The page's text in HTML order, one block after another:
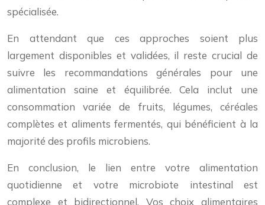
spécialisée.
En attendant que ces approches soient plus
largement disponibles et validées, il reste crucial de
suivre les recommandations générales pour une
alimentation saine et équilibrée. Cela inclut une
consommation variée de fruits, légumes, céréales
complètes et aliments fermentés, qui bénéficient à la
majorité des profils microbiens.
En conclusion, le lien entre votre alimentation
quotidienne et votre microbiote intestinal est
complexe et bidirectionnel. Vos choix alimentaires